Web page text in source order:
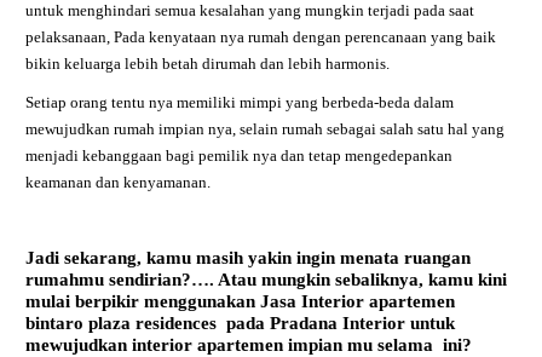
untuk menghindari semua kesalahan yang mungkin terjadi pada saat
pelaksanaan, Pada kenyataan nya rumah dengan perencanaan yang baik
bikin keluarga lebih betah dirumah dan lebih harmonis.
Setiap orang tentu nya memiliki mimpi yang berbeda-beda dalam
mewujudkan rumah impian nya, selain rumah sebagai salah satu hal yang
menjadi kebanggaan bagi pemilik nya dan tetap mengedepankan
keamanan dan kenyamanan.
Jadi sekarang, kamu masih yakin ingin menata ruangan
rumahmu sendirian?…. Atau mungkin sebaliknya, kamu kini
mulai berpikir menggunakanJasa Interior apartemen
bintaro plaza residences pada Pradana Interior untuk
mewujudkan interior apartemen impian mu selama ini?